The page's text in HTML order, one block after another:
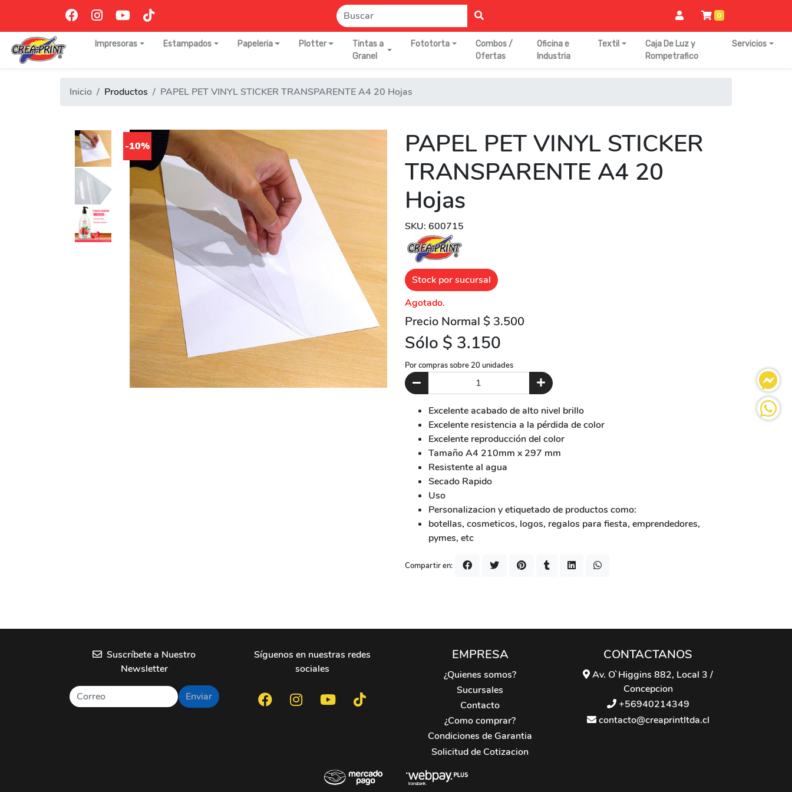
0
Impresoras Estampados Papeleria Plotter
Tintas a
Granel
Fototorta
Combos /
Ofertas
Oficina e
Industria
Textil
Caja De Luz y
Rompetrafico
Servicios
Inicio Productos PAPEL PET VINYL STICKER TRANSPARENTE A4 20 Hojas
-10%
PAPEL PET VINYL STICKER
TRANSPARENTE A4 20
Hojas
SKU: 600715
Stock por sucursal
Agotado.
Precio Normal $ 3.500
Sólo $ 3.150
Por compras sobre 20 unidades
Excelente acabado de alto nivel brillo
Excelente resistencia a la pérdida de color
Excelente reproducción del color
Tamaño A4 210mm x 297 mm
Resistente al agua
Secado Rapido
Uso
Personalizacion y etiquetado de productos como:
botellas, cosmeticos, logos, regalos para fiesta, emprendedores,
pymes, etc
Compartir en:
Suscríbete a Nuestro
Newsletter
Enviar
Síguenos en nuestras redes
sociales
EMPRESA
¿Quienes somos?
Sucursales
Contacto
¿Como comprar?
Condiciones de Garantia
Solicitud de Cotizacion
CONTACTANOS
Av. O`Higgins 882, Local 3 /
Concepcion
+56940214349
contacto@creaprintltda.cl